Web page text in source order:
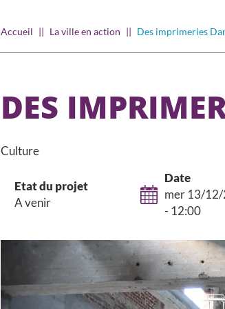
Accueil La ville en action Des imprimeries
DES
Culture
Etat du projet
A venir
Date
mer 13/
- 12:00